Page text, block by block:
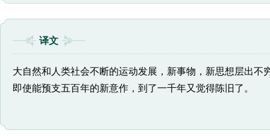
译文
大自然和人类社会不断的运动发展，新事物，新思想层出不
即使能预支五百年的新意作，到了一千年又觉得陈旧了。